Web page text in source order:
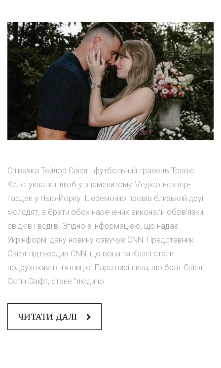
Співачка Тейлор Свіфт і футбольний гравець Тревіс
Келсі уклали шлюб у знаменитому Медісон-сквер-
гарден у Нью-Йорку. Церемонію провів близький друг
молодят, а брати обох наречених виконали обов’язки
свідків і водіїв. Згідно з інформацією, що надає
Укрінформ, дану новину озвучує CNN. Представник
Свіфт підтвердив CNN, що вона та Келсі стали
подружжям в п’ятницю. Пара вирішила, що брат Свіфт,
Остін Свіфт, стане "людино...
ЧИТАТИ ДАЛІ